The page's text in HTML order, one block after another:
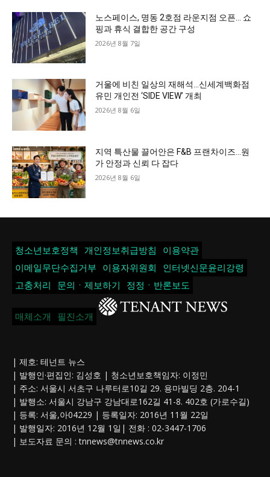
노스페이스, 명동 2호점 라운지점 오픈… 쇼
핑과 휴식 결합한 공간 구성
2026년 8월 7일
거울에 비친 일상의 재해석…신세계백화점
유민 개인전 ‘SIDE VIEW’ 개최
2026년 8월 6일
지역 특산물 끌어안은 F&B 프랜차이즈…원
가 안정과 신뢰 다 잡다
2026년 8월 6일
청소년보호정책 개인정보취급방침
이용약관
이메일무단수집거부
이용자위원회
인터넷신문윤리강령
고충처리
문의ㆍ제보하기 정정ㆍ반론보도
매체소개 필진소개
| 제호: 테넌트 뉴스
| 발행인·편집인: 김성호 | 청소년보호책임자: 이정민
| 주소: 서울시 서초구 나루터로10길 29. 용마빌딩 2층. 204-1
| 발행소: 서울시 강남구 강남대로162길 41-8. 402호 (가로수길)
| 등록: 서울,아04229 | 등록일자: 2016년 11월 22일
| 발행일자: 2016년 12월 1일| 전화 : 02-3447-1706
| 보도자료 문의 :tnnews@tnnews.co.kr